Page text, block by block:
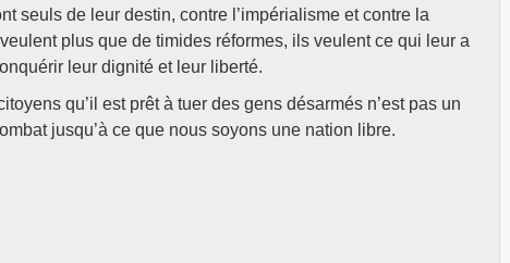
seuls de leur destin, contre l’impérialisme et contre la
plus que de timides réformes, ils veulent ce qui leur a
leur dignité et leur liberté.
qu’il est prêt à tuer des gens désarmés n’est pas un
jusqu’à ce que nous soyons une nation libre.